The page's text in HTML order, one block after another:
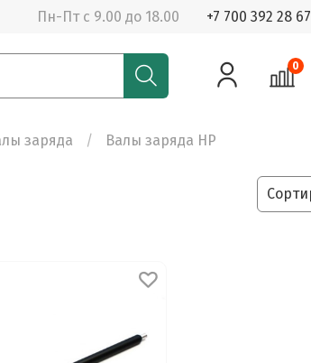
Пн-Пт с 9.00 до 18.00 +7 700 392 28 67
0
заряда Валы заряда HP